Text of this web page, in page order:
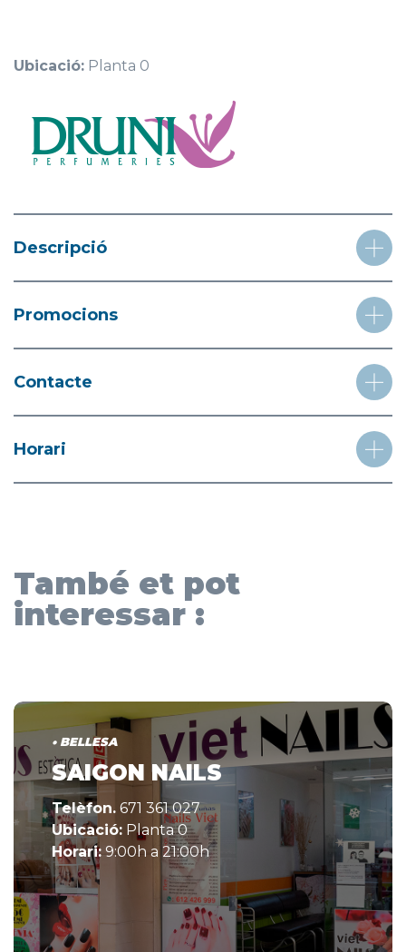
Ubicació: Planta 0
Descripció
Promocions
Contacte
Horari
També et pot
interessar :
• BELLESA
SAIGON NAILS
Telèfon. 671 361 027
Ubicació: Planta 0
Horari: 9:00h a 21:00h